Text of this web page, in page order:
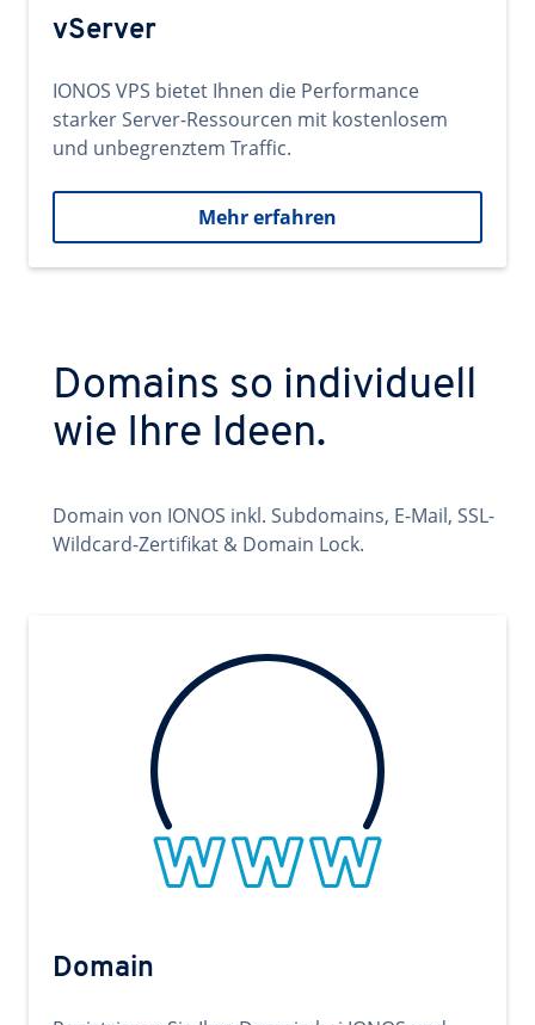
vServer
IONOS VPS bietet Ihnen die Performance
starker Server-Ressourcen mit kostenlosem
und unbegrenztem Traffic.
Mehr erfahren
Domains so individuell
wie Ihre Ideen.
Domain von IONOS inkl. Subdomains, E-Mail, SSL-
Wildcard-Zertifikat & Domain Lock.
Domain